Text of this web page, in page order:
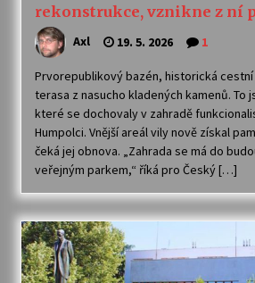
rekonstrukce, vznikne z ní
Axl 19. 5. 2026 1
Prvorepublikový bazén, historická
terasa z nasucho kladených kamenů. To
které se dochovaly v zahradě
Humpolci. Vnější areál vily nově získal
čeká jej obnova. „Zahrada se má do
veřejným parkem,“ říká pro Český […]